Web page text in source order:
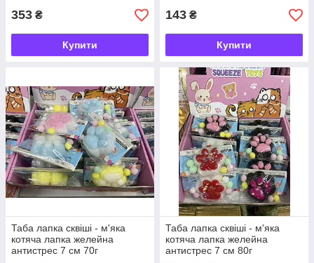
353 ₴
Купити
143 ₴
Купити
Таба лапка сквіші - м'яка
котяча лапка желейна
антистрес 7 см 70г
Таба лапка сквіші - м'яка
котяча лапка желейна
антистрес 7 см 80г